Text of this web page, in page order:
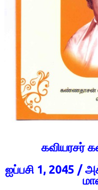
கவியரசர்
ஐப்பசி 1, 2045 /